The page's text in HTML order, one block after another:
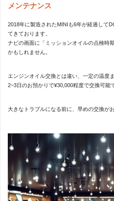
メンテナンス
2018年に製造されたMINIも6年が経過して
てきております。
ナビの画面に「ミッションオイルの点検時
かもしれません。
エンジンオイル交換とは違い、一定の温度
2~3日のお預かりで¥30,000程度で交換可能
大きなトラブルになる前に、早めの交換が